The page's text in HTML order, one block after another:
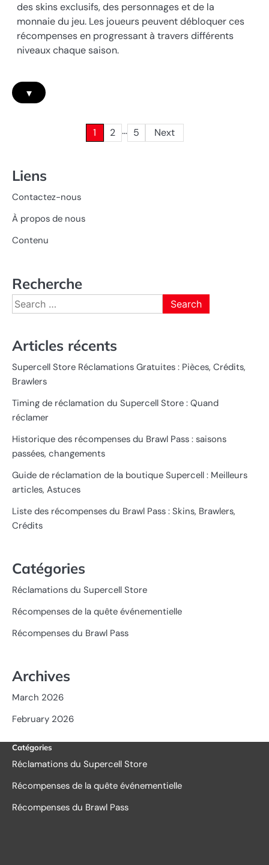
des skins exclusifs, des personnages et de la
monnaie du jeu. Les joueurs peuvent débloquer ces
récompenses en progressant à travers différents
niveaux chaque saison.
▾
1 2 … 5 Next
Liens
Contactez-nous
À propos de nous
Contenu
Recherche
Search
for:
Articles récents
Supercell Store Réclamations Gratuites : Pièces, Crédits,
Brawlers
Timing de réclamation du Supercell Store : Quand
réclamer
Historique des récompenses du Brawl Pass : saisons
passées, changements
Guide de réclamation de la boutique Supercell : Meilleurs
articles, Astuces
Liste des récompenses du Brawl Pass : Skins, Brawlers,
Crédits
Catégories
Réclamations du Supercell Store
Récompenses de la quête événementielle
Récompenses du Brawl Pass
Archives
March 2026
February 2026
Catégories
Réclamations du Supercell Store
Récompenses de la quête événementielle
Récompenses du Brawl Pass